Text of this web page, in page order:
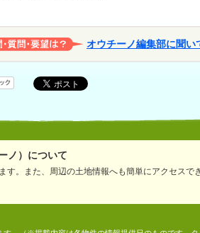
オウチーノ編集部に聞い
ノ）について
。また、周辺の土地情報へも簡単にアクセスで